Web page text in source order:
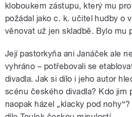
kloboukem zástupu, který mu
požádal jako c. k. učitel hudby o
věnovat už jen skladbě. Bylo mu
Její pastorkyňa ani Janáček ale
vyhráno – potřebovali se
divadla. Jak si dílo i jeho autor
scénu českého divadla? Kdo jim
naopak házel „klacky pod